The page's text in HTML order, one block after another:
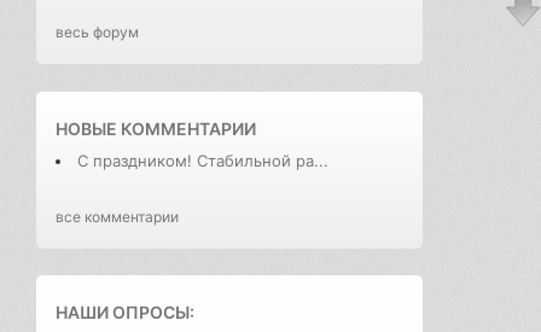
весь форум
НОВЫЕ КОММЕНТАРИИ
С праздником! Стабильной ра...
все комментарии
НАШИ ОПРОСЫ: